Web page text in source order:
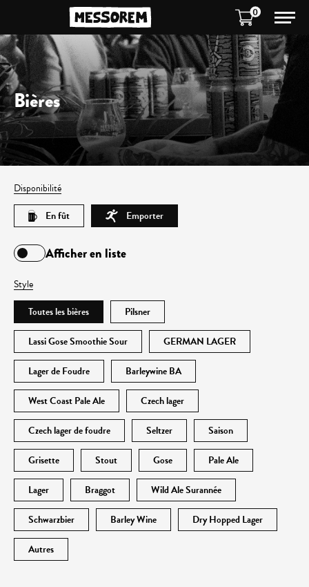
0
Bières
Disponibilité
En fût
Emporter
Afficher en liste
Style
Toutes les bières
Pilsner
Lassi Gose Smoothie Sour GERMAN LAGER
Lager de Foudre Barleywine BA
West Coast Pale Ale Czech lager
Czech lager de foudre Seltzer Saison
Grisette Stout Gose Pale Ale
Lager Braggot Wild Ale Surannée
Schwarzbier Barley Wine Dry Hopped Lager
Autres